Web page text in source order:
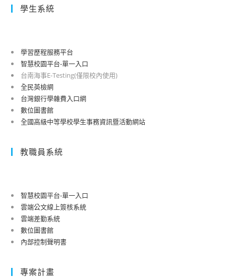
學生系統
學習歷程服務平台
智慧校園平台-單一入口
台南海事E-Testing(僅限校內使用)
全民英檢網
台灣銀行學雜費入口網
數位圖書館
全國高級中等學校學生事務資訊暨活動網站
教職員系統
智慧校園平台-單一入口
雲端公文線上簽核系統
雲端差勤系統
數位圖書館
內部控制聲明書
專案計畫